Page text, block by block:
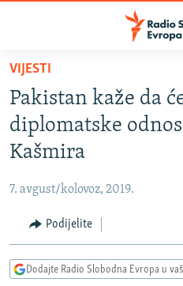
Pređite
glavni
sadržaj
Pređite
na
glavnu
navigaciju
Pređite
na
pretragu
VIJESTI
BOSNA I HERCEGOVINA
SRBIJA
CRNA GORA
VIZUELNO
VIJESTI
Pakistan kaže da
diplomatske
Kašmira
7. avgust/kolovoz, 2019.
Podijelite
Dodajte Radio Slobodna Evropa u